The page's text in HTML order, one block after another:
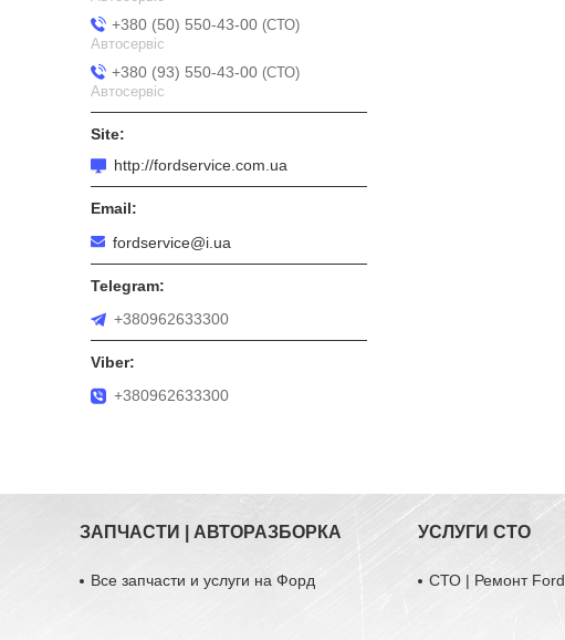
+380 (50) 550-43-00 СТО
Автосервіс
+380 (93) 550-43-00 СТО
Автосервіс
http://fordservice.com.ua
fordservice@i.ua
+380962633300
+380962633300
ЗАПЧАСТИ | АВТОРАЗБОРКА
Все запчасти и услуги на Форд
УСЛУГИ СТО
СТО | Ремонт Ford